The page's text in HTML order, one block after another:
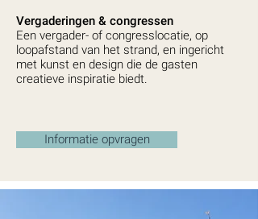
Vergaderingen & congressen
Een vergader- of congresslocatie, op
loopafstand van het strand, en ingericht
met kunst en design die de gasten
creatieve inspiratie biedt.
Informatie opvragen